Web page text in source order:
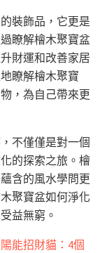
裝飾品，它更是
瞭解檜木聚寶盆
財運和改善家居
瞭解檜木聚寶
，為自己帶來更
不僅僅是對一個
的探索之旅。檜
含的風水學問更
聚寶盆如何淨化
益無窮。
能招財貓：4個